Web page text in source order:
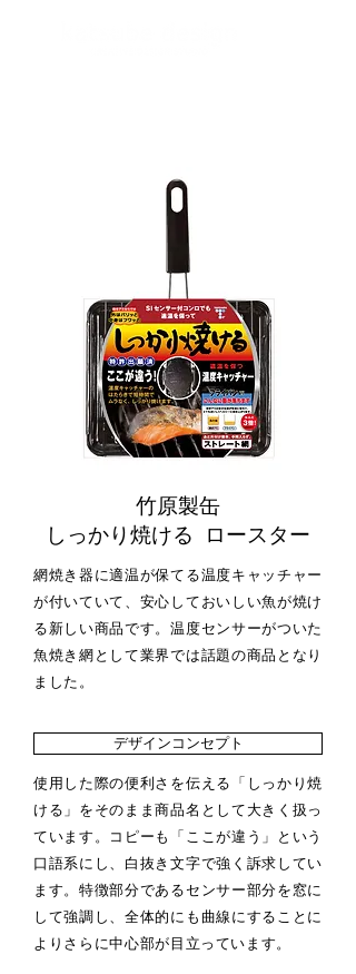
竹原製缶
しっかり焼ける ロースター
網焼き器に適温が保てる温度キャッチャー
が付いていて、安心しておいしい魚が焼け
る新しい商品です。温度センサーがついた
魚焼き網として業界では話題の商品となり
ました。
デザインコンセプト
使用した際の便利さを伝える「しっかり焼
ける」をそのまま商品名として大きく扱っ
ています。コピーも「ここが違う」という
口語系にし、白抜き文字で強く訴求してい
ます。特徴部分であるセンサー部分を窓に
して強調し、全体的にも曲線にすることに
よりさらに中心部が目立っています。